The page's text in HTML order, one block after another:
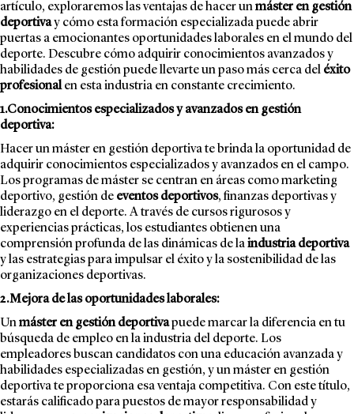
artículo, exploraremos las ventajas de hacer unmáster en gestión
deportivay cómo esta formación especializada puede abrir
puertas a emocionantes oportunidades laborales en el mundo del
deporte. Descubre cómo adquirir conocimientos avanzados y
habilidades de gestión puede llevarte un paso más cerca del éxito
profesionalen esta industria en constante crecimiento.
1.Conocimientos especializados y avanzados en gestión
deportiva:
Hacer un máster en gestión deportiva te brinda la oportunidad de
adquirir conocimientos especializados y avanzados en el campo.
Los programas de máster se centran en áreas como marketing
deportivo, gestión de eventos deportivos, finanzas deportivas y
liderazgo en el deporte. A través de cursos rigurosos y
experiencias prácticas, los estudiantes obtienen una
comprensión profunda de las dinámicas de laindustria deportiva
y las estrategias para impulsar el éxito y la sostenibilidad de las
organizaciones deportivas.
2.Mejora de las oportunidades laborales:
Unmáster en gestión deportivapuede marcar la diferencia en tu
búsqueda de empleo en la industria del deporte. Los
empleadores buscan candidatos con una educación avanzada y
habilidades especializadas en gestión, y un máster en gestión
deportiva te proporciona esa ventaja competitiva. Con este título,
estarás calificado para puestos de mayor responsabilidad y